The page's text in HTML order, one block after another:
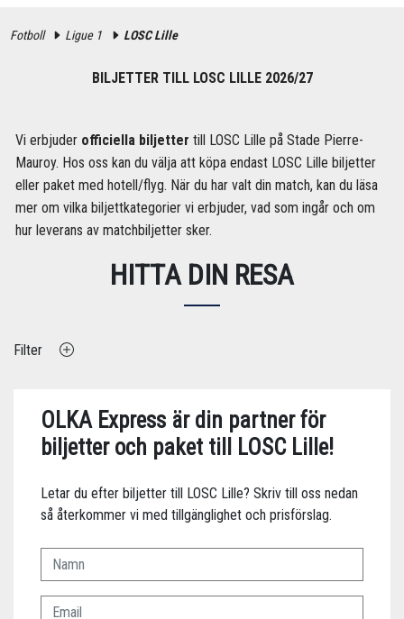
Fotboll Ligue 1 LOSC Lille
BILJETTER TILL LOSC LILLE 2026/27
Vi erbjuder officiella biljetter till LOSC Lille på Stade Pierre-
Mauroy. Hos oss kan du välja att köpa endast LOSC Lille biljetter
eller paket med hotell/flyg. När du har valt din match, kan du läsa
mer om vilka biljettkategorier vi erbjuder, vad som ingår och om
hur leverans av matchbiljetter sker.